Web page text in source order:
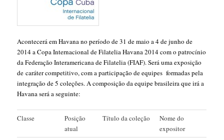
Acontecerá em Havana no período de 31 de maio a 4 de junho de
2014 a Copa Internacional de Filatelia Havana 2014 com o patrocínio
da Federação Interamericana de Filatelia (FIAF). Será uma exposição
decaráter competitivo, com a participação de equipes formadas pela
integração de 5 coleções. A composição da equipe brasileira que irá a
Havana será a seguinte:
Classe
Posição
atual
Título da coleção
Nome do
expositor